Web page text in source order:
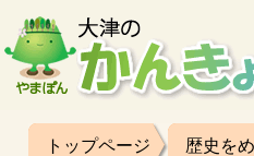
トップページ 歴史を